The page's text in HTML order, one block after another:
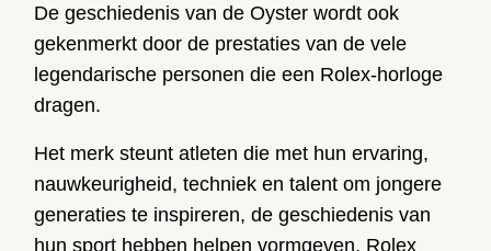
De geschiedenis van de Oyster wordt ook
gekenmerkt door de prestaties van de vele
legendarische personen die een Rolex-horloge
dragen.
Het merk steunt atleten die met hun ervaring,
nauwkeurigheid, techniek en talent om jongere
generaties te inspireren, de geschiedenis van
hun sport hebben helpen vormgeven. Rolex